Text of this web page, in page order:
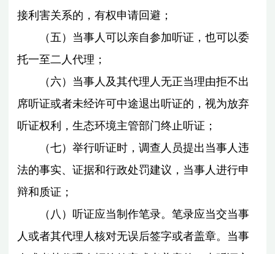
接利害关系的，有权申请回避；
（五）当事人可以亲自参加听证，也可以委
托一至二人代理；
（六）当事人及其代理人无正当理由拒不出
席听证或者未经许可中途退出听证的，视为放弃
听证权利，生态环境主管部门终止听证；
（七）举行听证时，调查人员提出当事人违
法的事实、证据和行政处罚建议，当事人进行申
辩和质证；
（八）听证应当制作笔录。笔录应当交当事
人或者其代理人核对无误后签字或者盖章。当事